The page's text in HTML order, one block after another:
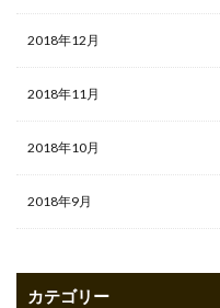
2018年12月
2018年11月
2018年10月
2018年9月
カテゴリー